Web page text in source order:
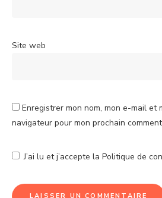
Site web
Enregistrer mon nom, mon e-mail et
navigateur pour mon prochain
J’ai lu et j’accepte la Politique de